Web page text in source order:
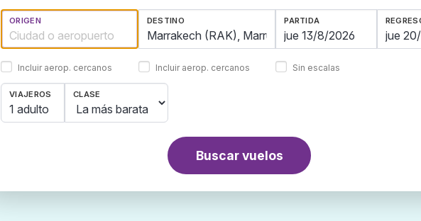
ORIGEN
Incluir aerop. cercanos
DESTINO
Incluir aerop. cercanos
PARTIDA
Sin escalas
VIAJEROS
1 adulto
CLASE
Buscar vuelos